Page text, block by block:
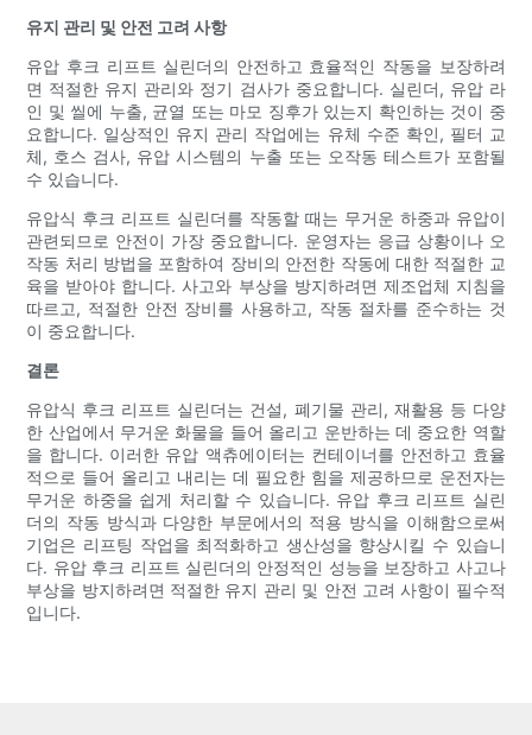
유지 관리 및 안전 고려 사항
유압 후크 리프트 실린더의 안전하고 효율적인 작동을 보장하려
면 적절한 유지 관리와 정기 검사가 중요합니다. 실린더, 유압 라
인 및 씰에 누출, 균열 또는 마모 징후가 있는지 확인하는 것이 중
요합니다. 일상적인 유지 관리 작업에는 유체 수준 확인, 필터 교
체, 호스 검사, 유압 시스템의 누출 또는 오작동 테스트가 포함될
수 있습니다.
유압식 후크 리프트 실린더를 작동할 때는 무거운 하중과 유압이
관련되므로 안전이 가장 중요합니다. 운영자는 응급 상황이나 오
작동 처리 방법을 포함하여 장비의 안전한 작동에 대한 적절한 교
육을 받아야 합니다. 사고와 부상을 방지하려면 제조업체 지침을
따르고, 적절한 안전 장비를 사용하고, 작동 절차를 준수하는 것
이 중요합니다.
결론
유압식 후크 리프트 실린더는 건설, 폐기물 관리, 재활용 등 다양
한 산업에서 무거운 화물을 들어 올리고 운반하는 데 중요한 역할
을 합니다. 이러한 유압 액츄에이터는 컨테이너를 안전하고 효율
적으로 들어 올리고 내리는 데 필요한 힘을 제공하므로 운전자는
무거운 하중을 쉽게 처리할 수 있습니다. 유압 후크 리프트 실린
더의 작동 방식과 다양한 부문에서의 적용 방식을 이해함으로써
기업은 리프팅 작업을 최적화하고 생산성을 향상시킬 수 있습니
다. 유압 후크 리프트 실린더의 안정적인 성능을 보장하고 사고나
부상을 방지하려면 적절한 유지 관리 및 안전 고려 사항이 필수적
입니다.